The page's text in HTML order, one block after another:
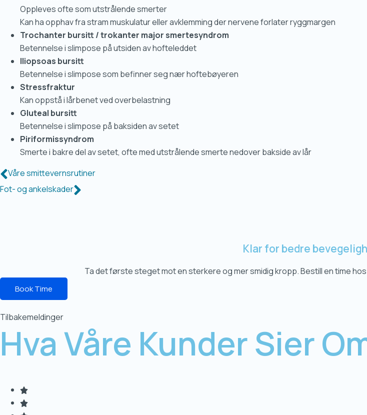
Oppleves ofte som utstrålende smerter
Kan ha opphav fra stram muskulatur eller avklemming der nervene forlater ryggmargen
Trochanter bursitt / trokanter major smertesyndrom
Betennelse i slimpose på utsiden av hofteleddet
Iliopsoas bursitt
Betennelse i slimpose som befinner seg nær hoftebøyeren
Stressfraktur
Kan oppstå i lårbenet ved overbelastning
Gluteal bursitt
Betennelse i slimpose på baksiden av setet
Piriformissyndrom
Smerte i bakre del av setet, ofte med utstrålende smerte nedover bakside av lår
Våre smittevernsrutiner
Fot- og ankelskader
Klar for bedre
Ta det første steget mot en sterkere og mer smidig kropp. Bestill en time
Book Time
Tilbakemeldinger
Hva Våre Kunder Sier